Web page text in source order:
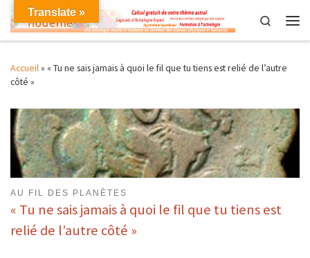
Skip to content
Search
Accueil» « Tu ne sais jamais à quoi le fil que tu tiens est relié de l’autre
côté »
AU FIL DES PLANÈTES
« Tu ne sais jamais à quoi le fil que tu tiens est
relié de l’autre côté »
Translate »